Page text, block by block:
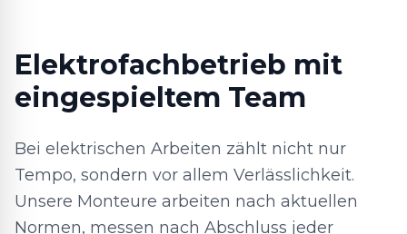
Elektrofachbetrieb mit
eingespieltem Team
Bei elektrischen Arbeiten zählt nicht nur
Tempo, sondern vor allem Verlässlichkeit.
Unsere Monteure arbeiten nach aktuellen
Normen, messen nach Abschluss jeder